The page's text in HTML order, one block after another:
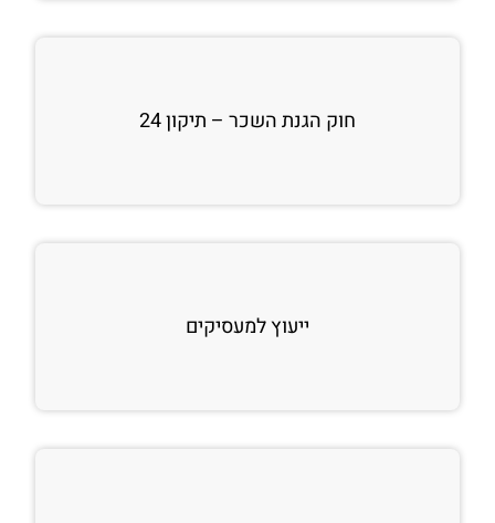
חוק הגנת השכר – תיקון 24
ייעוץ למעסיקים